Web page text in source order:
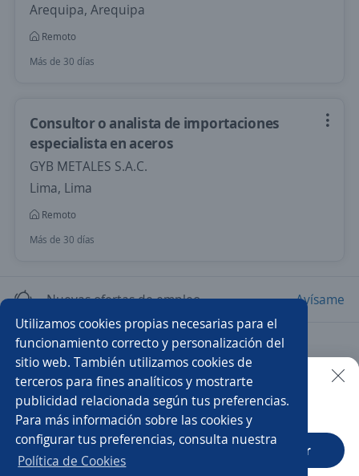
Arequipa, Arequipa
Remoto
Más de 30 días
Consultor o analista de importaciones
especialista en aceros
GYB METALES S.A.C.
Lima, Lima
Remoto
Más de 30 días
Nuevas ofertas de empleo Avísame
Empleos similares
Ejecutivo/a comercial Asistente/a de comercio exterior
Auxiliar de compras Comercio Exterior
Asistente comercial
Buscar es más fácil en la app
CT App Abrir
Utilizamos cookies propias necesarias para el
funcionamiento correcto y personalización del
sitio web. También utilizamos cookies de
terceros para fines analíticos y mostrarte
publicidad relacionada según tus preferencias.
Para más información sobre las cookies y
configurar tus preferencias, consulta nuestra
Política de Cookies